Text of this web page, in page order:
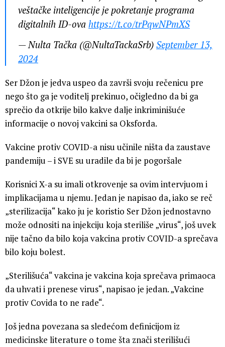
veštačke inteligencije je pokretanje programa
digitalnih ID-ova https://t.co/trPqwNPmXS
— Nulta Tačka (@NultaTackaSrb) September 13,
2024
Ser Džon je jedva uspeo da završi svoju rečenicu pre
nego što ga je voditelj prekinuo, očigledno da bi ga
sprečio da otkrije bilo kakve dalje inkriminišuće
informacije o novoj vakcini sa Oksforda.
Vakcine protiv COVID-a nisu učinile ništa da zaustave
pandemiju – i SVE su uradile da bi je pogoršale
Korisnici X-a su imali otkrovenje sa ovim intervjuom i
implikacijama u njemu. Jedan je napisao da, iako se reč
„sterilizacija“ kako ju je koristio Ser Džon jednostavno
može odnositi na injekciju koja steriliše „virus“, još uvek
nije tačno da bilo koja vakcina protiv COVID-a sprečava
bilo koju bolest.
„Sterilišuća“ vakcina je vakcina koja sprečava primaoca
da uhvati i prenese virus“, napisao je jedan. „Vakcine
protiv Covida to ne rade“.
Još jedna povezana sa sledećom definicijom iz
medicinske literature o tome šta znači sterilišući